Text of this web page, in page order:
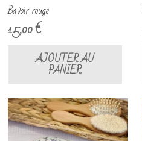
Bavoir rouge
15,00€
AJOUTER AU
PANIER